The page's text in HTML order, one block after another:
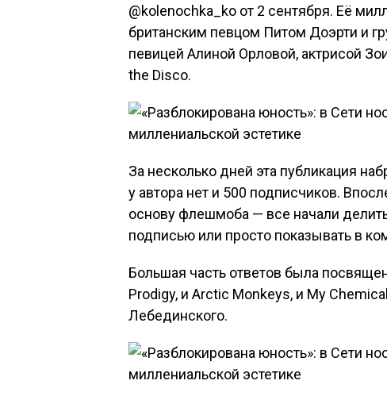
@kolenochka_ko от 2 сентября. Её
британским певцом Питом Доэрти и
певицей Алиной Орловой, актрисой
the Disco.
За несколько дней эта публикация
у автора нет и 500 подписчиков.
основу флешмоба — все начали
подписью или просто показывать в
Большая часть ответов была
Prodigy, и Arctic Monkeys, и My
Лебединского.